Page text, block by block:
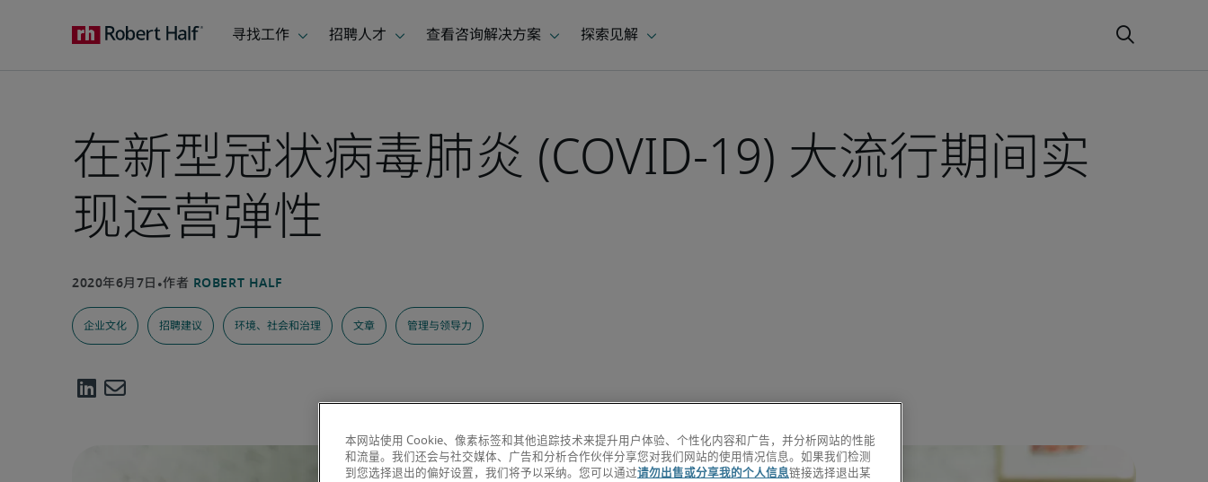
在新型冠状病毒肺炎 (COVID-19) 大流行期间实
现运营弹性
企业文化 招聘建议 环境、社会和治理 文章 管理与领导力
本网站使用 Cookie、像素标签和其他追踪技术来提升用户体验、个性化内容和广告，并分析网站的性能
和流量。我们还会与社交媒体、广告和分析合作伙伴分享您对我们网站的使用情况信息。如果我们检测
到您选择退出的偏好设置，我们将予以采纳。您可以通过请勿出售或分享我的个人信息链接选择退出某